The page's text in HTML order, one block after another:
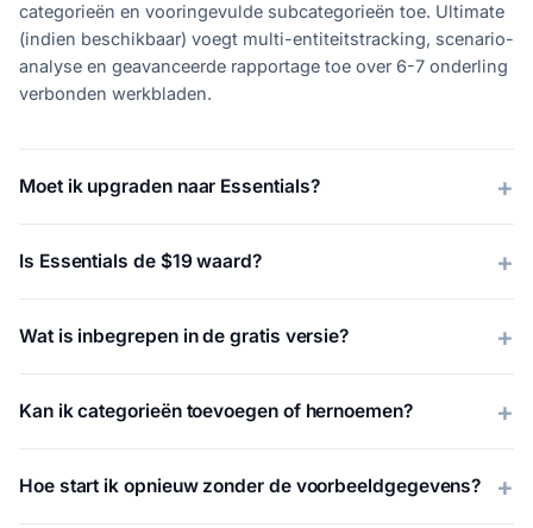
categorieën en vooringevulde subcategorieën toe. Ultimate
(indien beschikbaar) voegt multi-entiteitstracking, scenario-
analyse en geavanceerde rapportage toe over 6-7 onderling
verbonden werkbladen.
Moet ik upgraden naar Essentials?
Is Essentials de $19 waard?
Wat is inbegrepen in de gratis versie?
Kan ik categorieën toevoegen of hernoemen?
Hoe start ik opnieuw zonder de voorbeeldgegevens?